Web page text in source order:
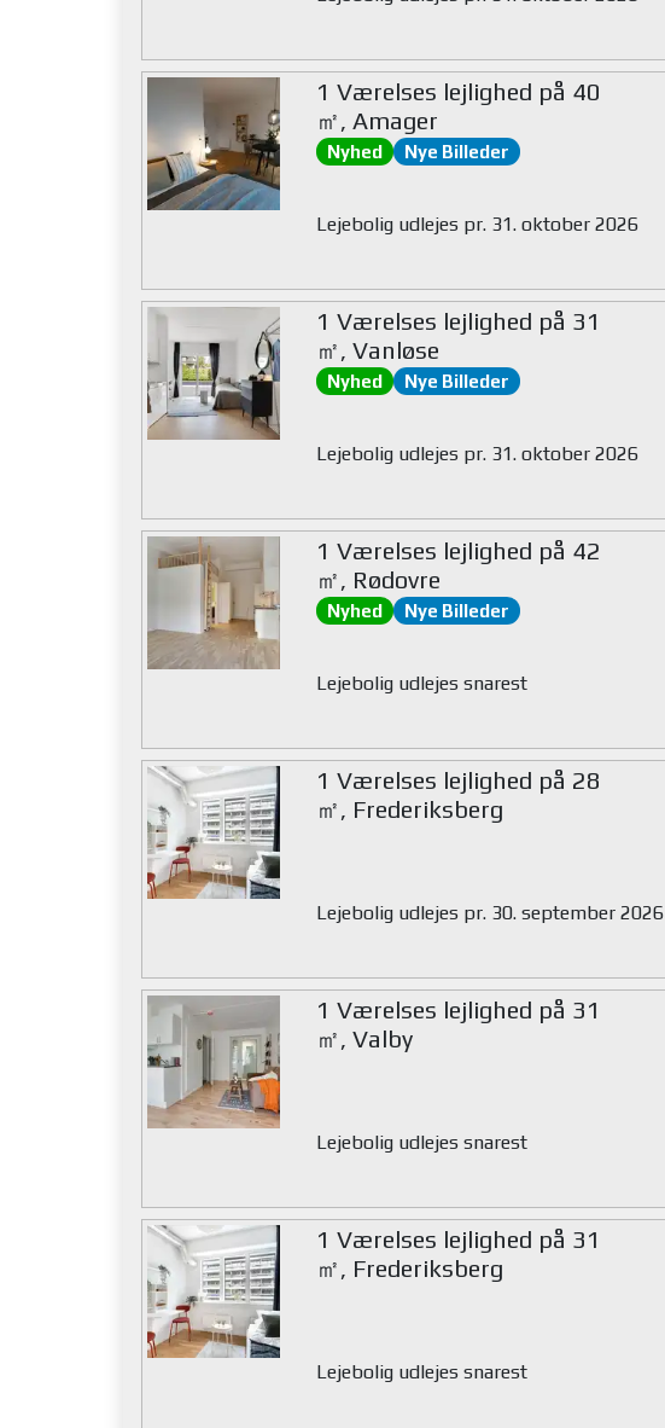
1 Værelses lejlighed på 40
㎡, Amager
Nyhed Nye Billeder
Lejebolig udlejes pr. 31. oktober 2026
1 Værelses lejlighed på 31
㎡, Vanløse
Nyhed Nye Billeder
Lejebolig udlejes pr. 31. oktober 2026
1 Værelses lejlighed på 42
㎡, Rødovre
Nyhed Nye Billeder
Lejebolig udlejes snarest
1 Værelses lejlighed på 28
㎡, Frederiksberg
Lejebolig udlejes pr. 30. september 2026
1 Værelses lejlighed på 31
㎡, Valby
Lejebolig udlejes snarest
1 Værelses lejlighed på 31
㎡, Frederiksberg
Lejebolig udlejes snarest